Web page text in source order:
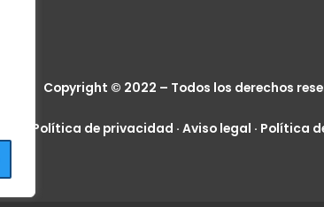
Copyright © 2022 – Todos los derechos
Política de privacidad · Aviso legal · Política